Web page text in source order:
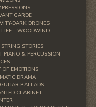
devez aussi avoir
GARDE
DARK DRONES
LIFE – WOODWIND
STORIES
PIANO & PERCUSSION
OF EMOTIONS
DRAMA
BALLADS
CLARINET